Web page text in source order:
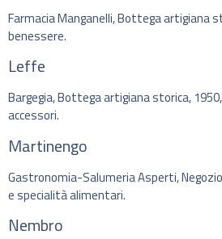
Farmacia Manganelli, Bottega artigiana
benessere.
Leffe
Bargegia, Bottega artigiana storica,
accessori.
Martinengo
Gastronomia-Salumeria Asperti,
e specialità alimentari.
Nembro